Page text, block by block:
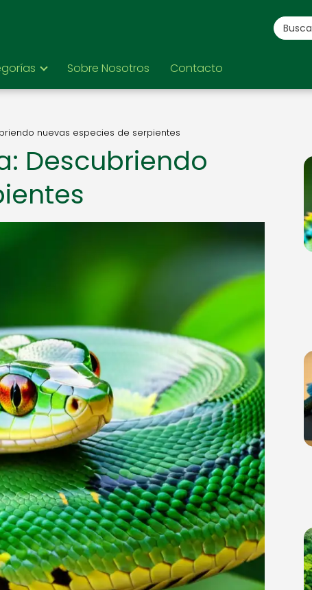
Sobre Nosotros Contacto
nuevas especies de serpientes
Descubriendo